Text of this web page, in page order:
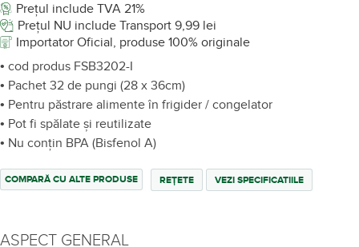
Prețul include TVA 21%
Prețul NU include Transport 9,99 lei
Importator Oficial, produse 100% originale
• cod produs FSB3202-I
• Pachet 32 de pungi (28 x 36cm)
• Pentru păstrare alimente în frigider / congelator
• Pot fi spălate și reutilizate
• Nu conţin BPA (Bisfenol A)
REȚETE
COMPARĂ CU ALTE PRODUSE VEZI SPECIFICATIILE
ASPECT GENERAL